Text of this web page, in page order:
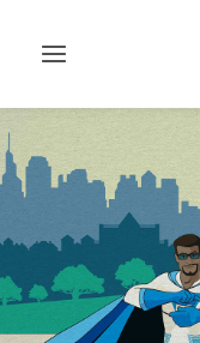
Afficher/masquer